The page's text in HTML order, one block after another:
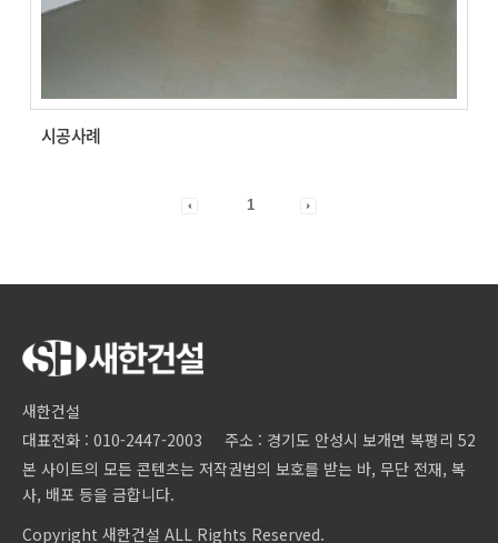
시공사례
1
새한건설
대표전화 : 010-2447-2003
주소 : 경기도 안성시 보개면 복평리 52
본 사이트의 모든 콘텐츠는 저작권법의 보호를 받는 바, 무단 전재, 복
사, 배포 등을 금합니다.
Copyright 새한건설 ALL Rights Reserved.